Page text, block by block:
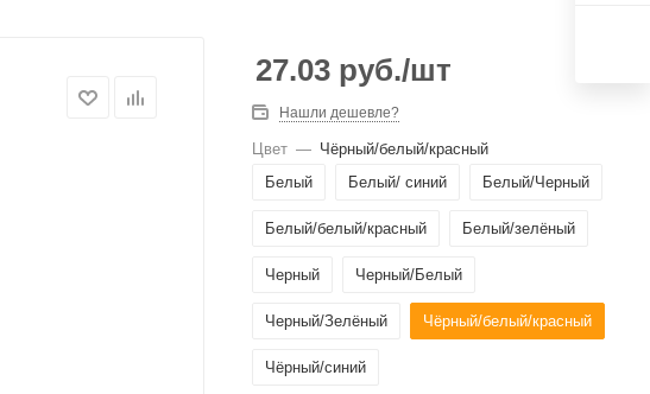
27.03 руб./шт
Нашли дешевле?
Цвет — Чёрный/белый/красный
Белый
Белый/ синий Белый/Черный
Белый/белый/красный Белый/зелёный
Черный Черный/Белый
Черный/Зелёный Чёрный/белый/красный
Чёрный/синий